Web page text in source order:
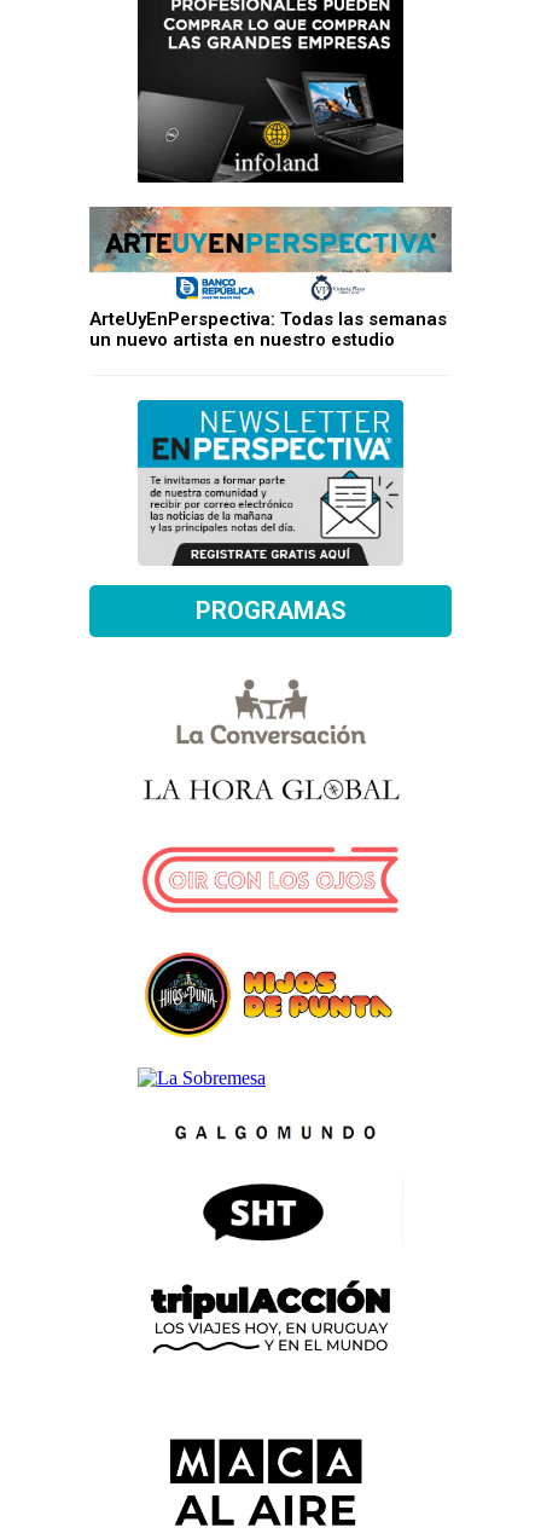
ArteUyEnPerspectiva: Todas las semanas
un nuevo artista en nuestro estudio
PROGRAMAS